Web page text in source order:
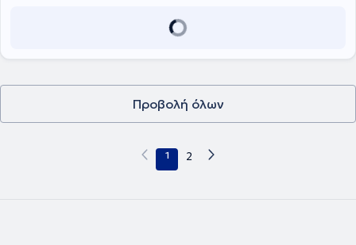
σακχαρώδους διαβήτη τύπου 2, της παχυσαρκίας και των
διαταραχών του μεταβολισμού. Λόγω της διδακτορικής της
Προβολή όλων
1 2